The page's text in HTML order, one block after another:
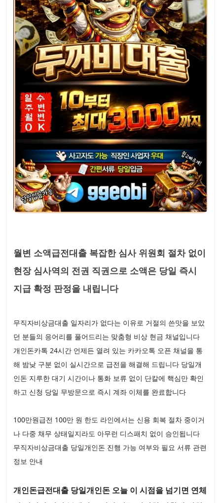
월변 소액급전대출 복잡한 심사 위원회 절차 없이
현장 심사역의 전권 직권으로 소액은 당일 즉시
지급 확정 판정을 내립니다
무직자비상금대출 일자리가 없다는 이유로 거절의 쓴맛을 보았
던 분들의 응어리를 풀어드리는 맞춤형 비상 현금 채널입니다
개인돈카톡 24시간 언제든 열려 있는 카카오톡 오픈 채널을 통
해 밤낮 구분 없이 실시간으로 급전을 해결해 드립니다 당일개
인돈 지루한 대기 시간이나 통화 보류 없이 단칼에 핵심만 확인
하고 신청 당일 무방문으로 즉시 계좌 이체를 완료합니다
100만원급전 100만 원 한도 라인에서는 신용 회복 절차 중이거
나 다중 채무 상태일지라도 아무런 디스패치 없이 승인됩니다
무직자비상금대출 당일개인돈 진행 가능 여부와 필요 서류 관련
정보 안내
개인돈급전대출 당일개인돈 오늘 이 시점을 넘기면 연체